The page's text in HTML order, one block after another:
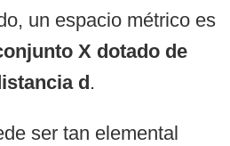
un espacio métrico es
X dotado de
d .
ser tan elemental